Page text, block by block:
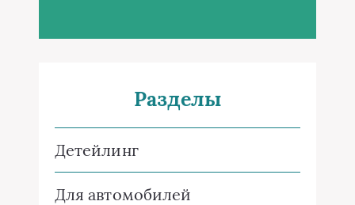
Разделы
Детейлинг
Для автомобилей